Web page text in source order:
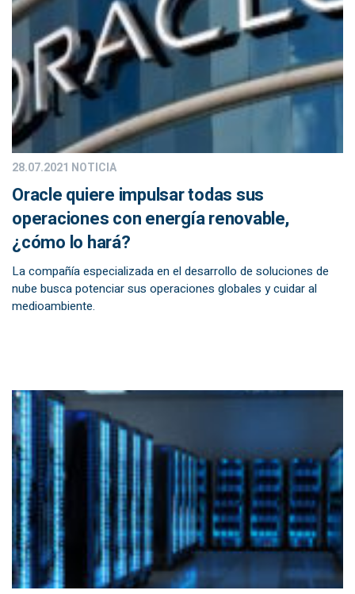
28.07.2021 NOTICIA
Oracle quiere impulsar todas sus
operaciones con energía renovable,
¿cómo lo hará?
La compañía especializada en el desarrollo de soluciones de
nube busca potenciar sus operaciones globales y cuidar al
medioambiente.